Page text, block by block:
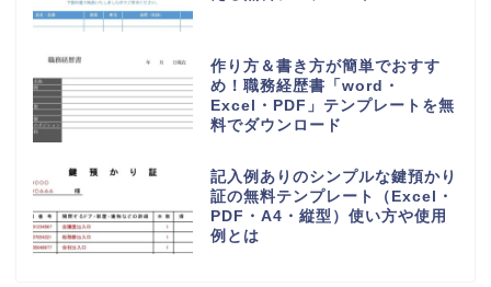
作り方＆書き方が簡単でおすす
め！職務経歴書「word・
Excel・PDF」テンプレートを無
料でダウンロード
記入例ありのシンプルな鍵預かり
証の無料テンプレート（Excel・
PDF・A4・縦型）使い方や使用
例とは